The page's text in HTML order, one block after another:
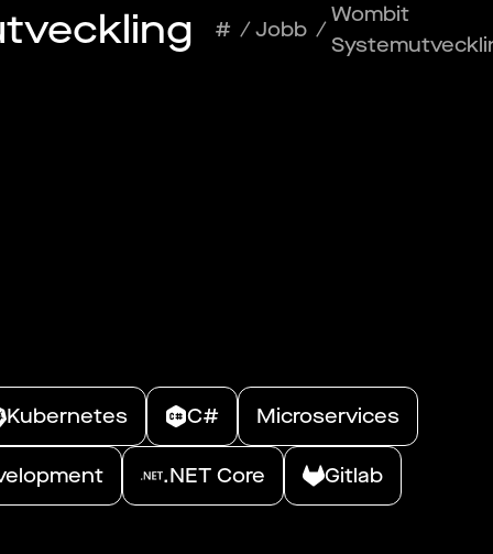
# /Jobb /
Wombit
Kubernetes C# Microservices
.NET Core Gitlab